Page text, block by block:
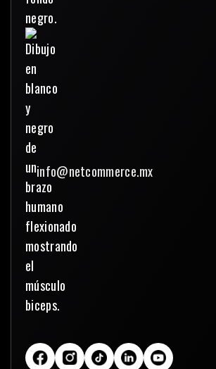
info@netcommerce.mx